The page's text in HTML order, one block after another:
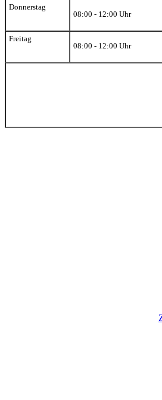
Donnerstag
08:00 - 12:00 Uhr
Freitag
08:00 - 12:00 Uhr